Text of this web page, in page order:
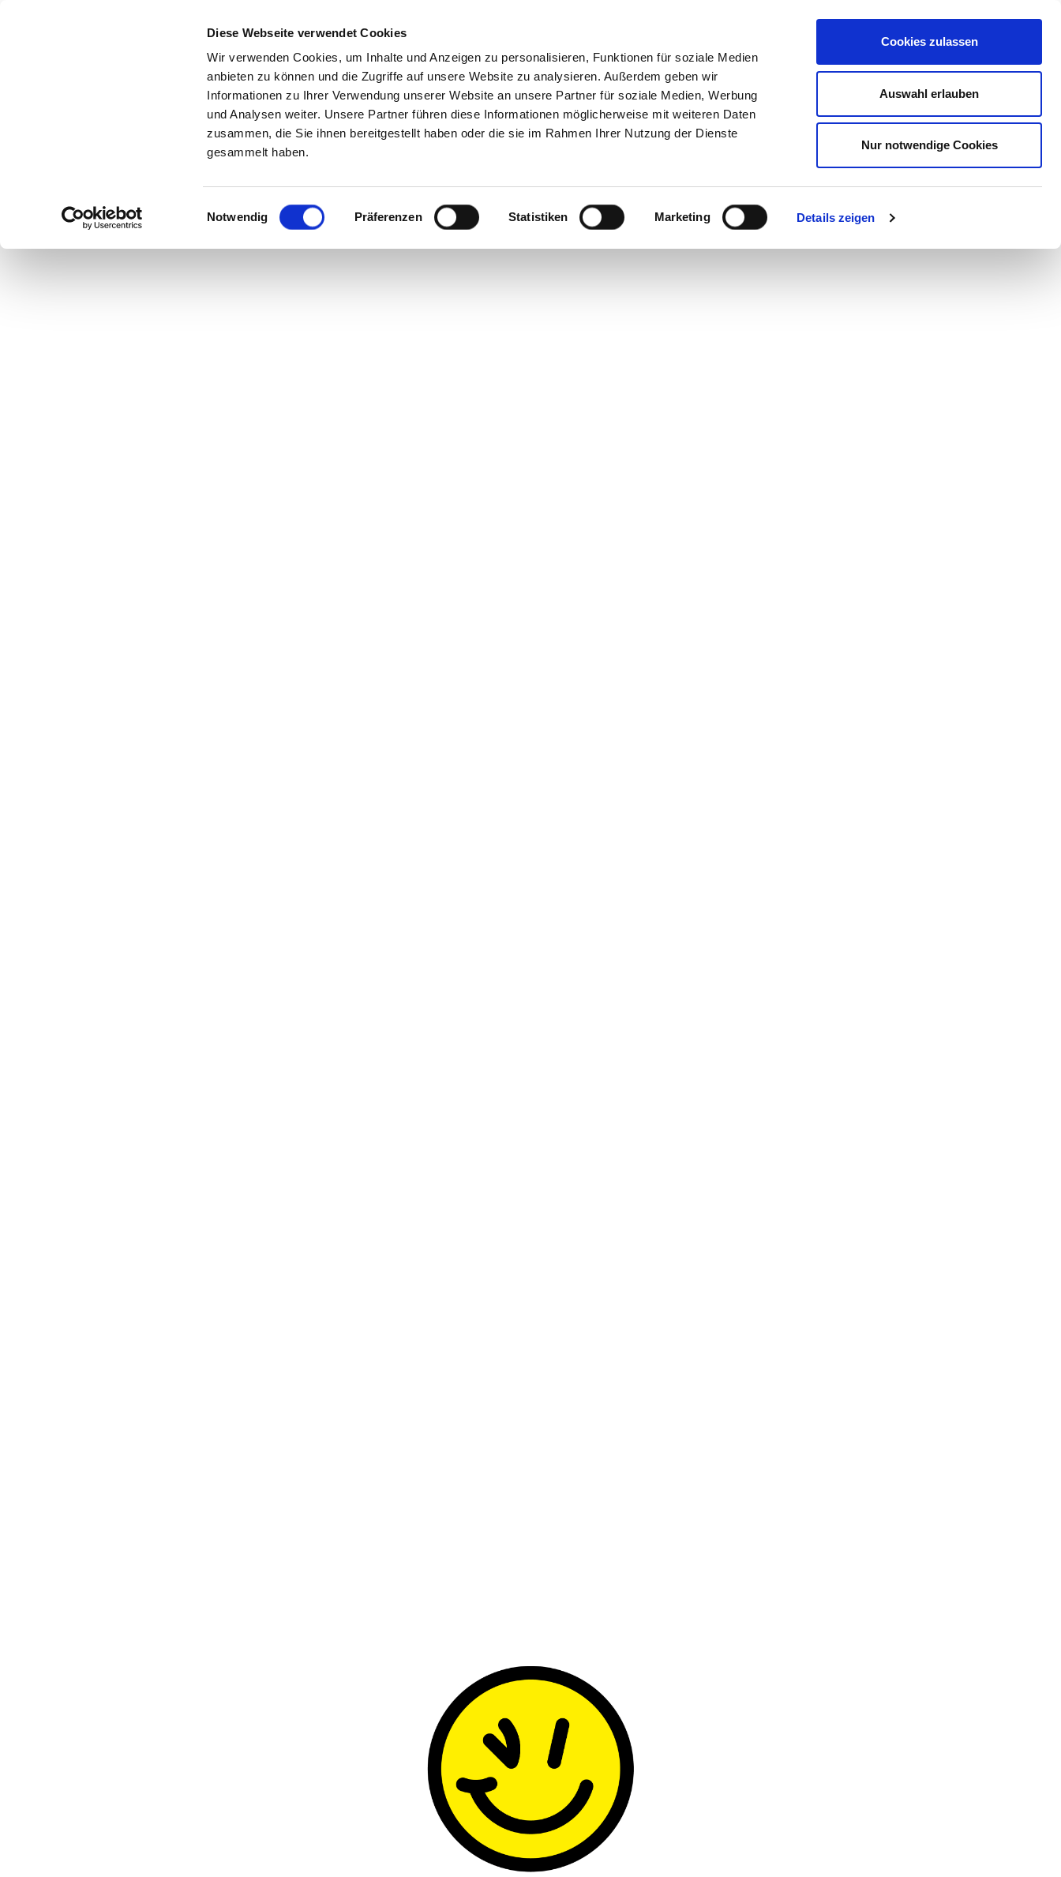
Diese Webseite verwendet Cookies
Wir verwenden Cookies, um Inhalte und Anzeigen zu personalisieren, Funktionen für soziale Medien
anbieten zu können und die Zugriffe auf unsere Website zu analysieren. Außerdem geben wir
Informationen zu Ihrer Verwendung unserer Website an unsere Partner für soziale Medien, Werbung
und Analysen weiter. Unsere Partner führen diese Informationen möglicherweise mit weiteren Daten
zusammen, die Sie ihnen bereitgestellt haben oder die sie im Rahmen Ihrer Nutzung der Dienste
gesammelt haben.
Einwilligungsauswahl
Notwendig Präferenzen Statistiken Marketing Details zeigen
Cookies zulassen
Auswahl erlauben
Nur notwendige Cookies
STORE
Himmelskörper
STARR WAR'S, BEVOR DIESE TRUPPE
Hair by SCHWARZKOPF /Korsage CAMERON HANCOCK /Jacke & Rock DAVID
KOMA/ Schuhe GIUSEPPE ZANOTTI